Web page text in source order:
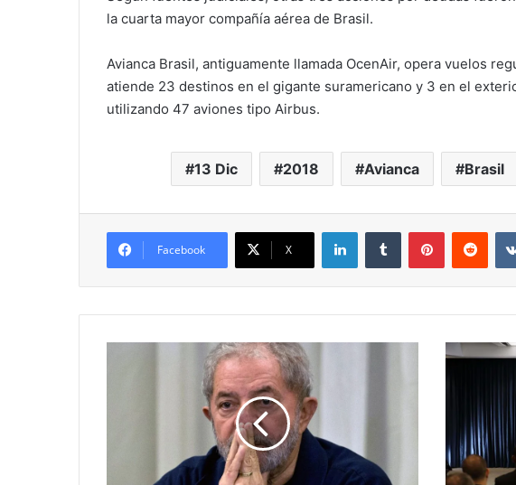
la cuarta mayor compañía aérea de Brasil.
Avianca Brasil, antiguamente llamada OcenAir, opera vuelos
atiende 23 destinos en el gigante suramericano y 3 en el
utilizando 47 aviones tipo Airbus.
13 Dic 2018 Avianca Brasil
Facebook X
LinkedInTumblr Pinterest
Maduro
llegada